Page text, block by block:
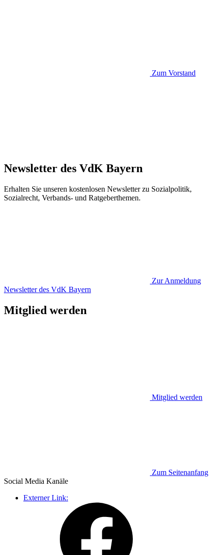
Zum Vorstand
Newsletter des VdK Bayern
Erhalten Sie unseren kostenlosen Newsletter zu Sozialpolitik,
Sozialrecht, Verbands- und Ratgeberthemen.
Zur Anmeldung
Newsletter des VdK Bayern
Mitglied werden
Mitglied werden
Zum Seitenanfang
Social Media Kanäle
Externer Link: